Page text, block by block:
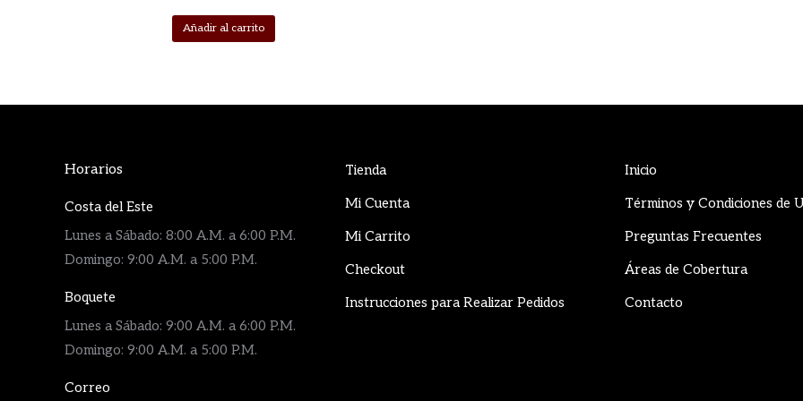
Añadir al carrito
Horarios
Costa del Este
Lunes a Sábado: 8:00 A.M. a 6:00 P.M.
Domingo: 9:00 A.M. a 5:00 P.M.
Boquete
Lunes a Sábado: 9:00 A.M. a 6:00 P.M.
Domingo: 9:00 A.M. a 5:00 P.M.
Correo
Tienda
Mi Cuenta
Mi Carrito
Checkout
Instrucciones para Realizar Pedidos
Inicio
Términos y Condiciones de
Preguntas Frecuentes
Áreas de Cobertura
Contacto